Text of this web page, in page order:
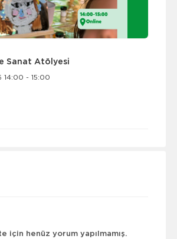
Sanat Atölyesi
14:00 - 15:00
için henüz yorum yapılmamış.